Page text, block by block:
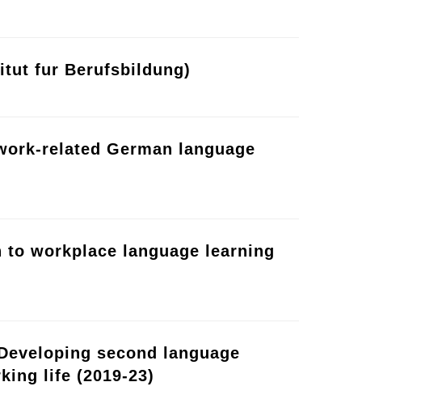
fur Berufsbildung)
related German language
to workplace language learning
second language
life (2019-23)